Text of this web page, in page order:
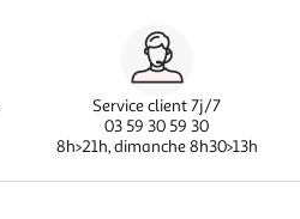
Service client 7j/7
03 59 30 59 30
8h>21h, dimanche 8h30>13h